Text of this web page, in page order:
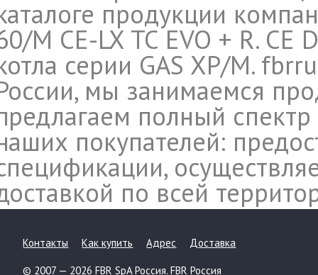
продукции
M CE-LX TC EVO + R. CE
серии GAS XP/M.
мы занимаемся
полный
покупателей:
по всей
Контакты Как купить Адрес Доставка
© 2007 — 2026 FBR SpA Россия. FBR Россия